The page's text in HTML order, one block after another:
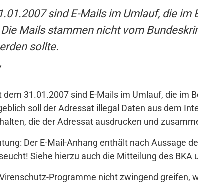
sind E-Mails im Umlauf, die
Mails stammen nicht vom
sollte.
dem 31.01.2007 sind E-Mails im Umlauf, die im
soll der Adressat illegal Daten aus dem
die der Adressat ausdrucken und
Der E-Mail-Anhang enthält nach Aussage
Siehe hierzu auch die Mitteilung des BKA
Programme nicht zwingend greifen,